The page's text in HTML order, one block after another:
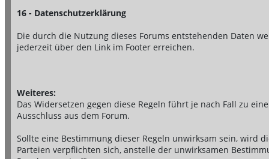
16 - Datenschutzerklärung
Die durch die Nutzung dieses Forums entstehenden Daten
jederzeit über den Link im Footer erreichen.
Weiteres:
Das Widersetzen gegen diese Regeln führt je nach Fall zu
Ausschluss aus dem Forum.
Sollte eine Bestimmung dieser Regeln unwirksam sein, wird
Parteien verpflichten sich, anstelle der unwirksamen